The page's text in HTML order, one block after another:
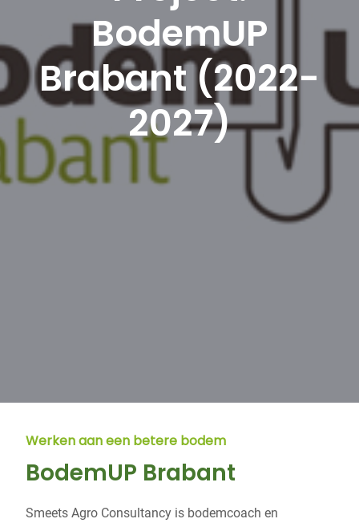
BodemUP
Brabant (2022-
2027)
Werken aan een betere bodem
BodemUP Brabant
Smeets Agro Consultancy is bodemcoach en